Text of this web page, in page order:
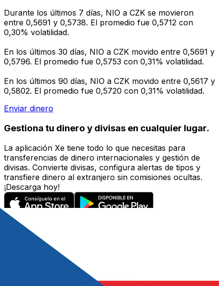
Durante los últimos 7 días, NIO a CZK se movieron
entre 0,5691 y 0,5738. El promedio fue 0,5712 con
0,30% volatilidad.
En los últimos 30 días, NIO a CZK movido entre 0,5691 y
0,5796. El promedio fue 0,5753 con 0,31% volatilidad.
En los últimos 90 días, NIO a CZK movido entre 0,5617 y
0,5802. El promedio fue 0,5720 con 0,31% volatilidad.
Enviar dinero
Gestiona tu dinero y divisas en cualquier lugar.
La aplicación Xe tiene todo lo que necesitas para
transferencias de dinero internacionales y gestión de
divisas. Convierte divisas, configura alertas de tipos y
transfiere dinero al extranjero sin comisiones ocultas.
¡Descarga hoy!